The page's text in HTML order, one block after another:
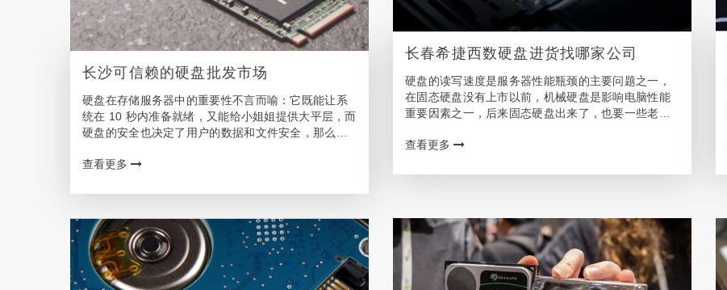
长沙可信赖的硬盘批发市场
硬盘在存储服务器中的重要性不言而喻：它既能让系
统在 10 秒内准备就绪，又能给小姐姐提供大平层，而
硬盘的安全也决定了用户的数据和文件安全，那么长
可选的硬盘购买渠道 现在市面上是没有专门设计的
查看更多
长春希捷西数硬盘进货找哪家公司
硬盘的读写速度是服务器性能瓶颈的主要问题之一，
在固态硬盘没有上市以前，机械硬盘是影响电脑性能
重要因素之一，后来固态硬盘出来了，也要一些老一
售网点或者代理商呢? 长春客户可选的硬盘购买渠道
查看更多